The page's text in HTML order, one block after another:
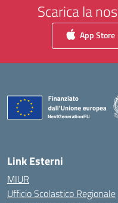
Scarica la
App Store
Link Esterni
MIUR
Ufficio Scolastico Regionale